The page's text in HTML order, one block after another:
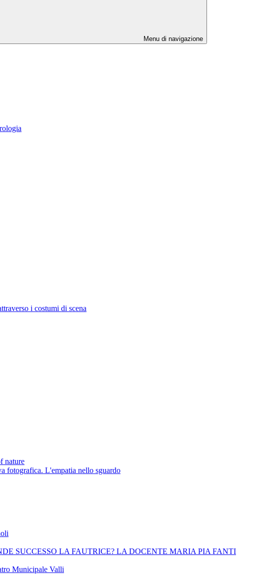
Menu di navigazione
i costumi di scena
nature
fotografica. L'empatia nello sguardo
SUCCESSO LA FAUTRICE? LA DOCENTE MARIA PIA FANTI
Municipale Valli